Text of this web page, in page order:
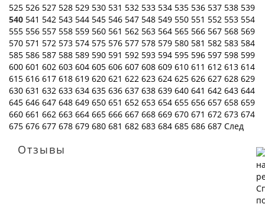
525 526 527 528 529 530 531 532 533 534 535 536 537 538 539
540 541 542 543 544 545 546 547 548 549 550 551 552 553 554
555 556 557 558 559 560 561 562 563 564 565 566 567 568 569
570 571 572 573 574 575 576 577 578 579 580 581 582 583 584
585 586 587 588 589 590 591 592 593 594 595 596 597 598 599
600 601 602 603 604 605 606 607 608 609 610 611 612 613 614
615 616 617 618 619 620 621 622 623 624 625 626 627 628 629
630 631 632 633 634 635 636 637 638 639 640 641 642 643 644
645 646 647 648 649 650 651 652 653 654 655 656 657 658 659
660 661 662 663 664 665 666 667 668 669 670 671 672 673 674
675 676 677 678 679 680 681 682 683 684 685 686 687 След
Отзывы